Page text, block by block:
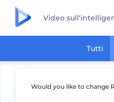
Video
Tutti
Would you like to change